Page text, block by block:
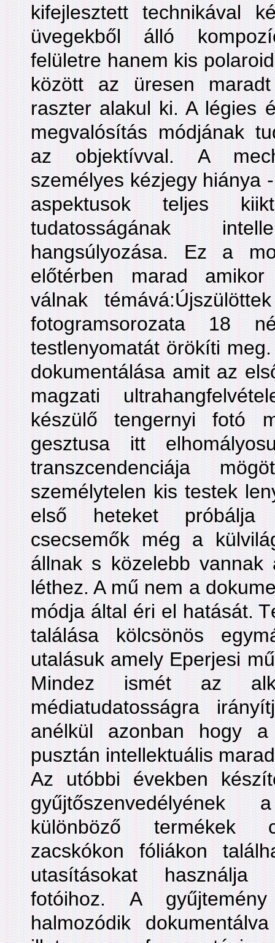
kifejlesztett technikával
üvegekből álló
felületre hanem kis
között az üresen
raszter alakul ki. A légies
megvalósítás módjának
az objektívval. A
személyes kézjegy hiánya
aspektusok teljes
tudatosságának
hangsúlyozása. Ez a
előtérben marad
válnak
fotogramsorozata 18
testlenyomatát örökíti
dokumentálása amit az
magzati
készülő tengernyi fotó
gesztusa itt
transzcendenciája
személytelen kis testek
első heteket próbálja
csecsemők még a
állnak s közelebb
léthez. A mű nem a
módja által éri el hatását.
találása kölcsönös
utalásuk amely Eperjesi
Mindez ismét az
médiatudatosságra
anélkül azonban hogy
pusztán intellektuális
Az utóbbi években
különböző termékek
zacskókon fóliákon
utasításokat használja
fotóihoz. A
halmozódik